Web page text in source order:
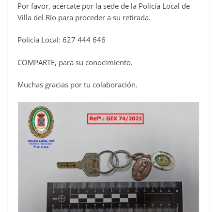
b
o
Por favor, acércate por la sede de la Policía Local de
Villa del Río para proceder a su retirada.
Policía Local: 627 444 646
COMPARTE, para su conocimiento.
Muchas gracias por tu colaboración.